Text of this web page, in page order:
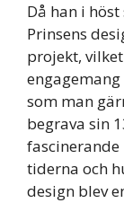
Då han i
Prinsens
projekt,
som man
begrava sin
tiderna och
design blev